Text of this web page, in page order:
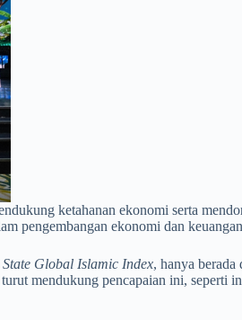
ketahanan ekonomi serta
pengembangan ekonomi dan
State Global Islamic Index, hanya
mendukung pencapaian ini, seperti